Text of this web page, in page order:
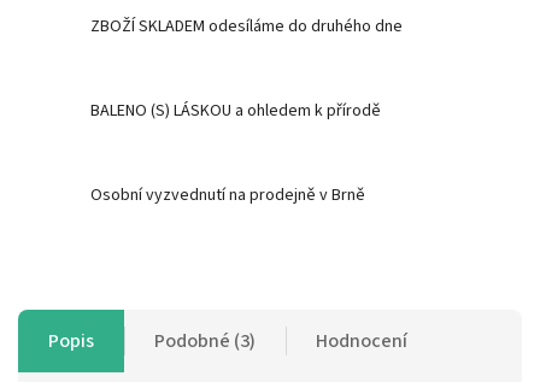
ZBOŽÍ SKLADEM odesíláme do druhého dne
BALENO (S) LÁSKOU a ohledem k přírodě
Osobní vyzvednutí na prodejně v Brně
Popis Podobné (3) Hodnocení